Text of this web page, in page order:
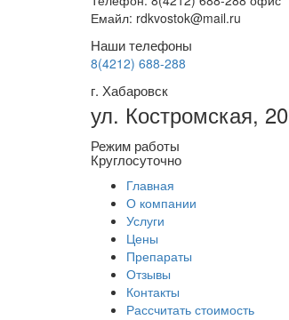
Емайл: rdkvostok@mail.ru
Наши телефоны
8(4212) 688-288
г. Хабаровск
ул. Костромская, 20
Режим работы
Круглосуточно
Главная
О компании
Услуги
Цены
Препараты
Отзывы
Контакты
Рассчитать стоимость